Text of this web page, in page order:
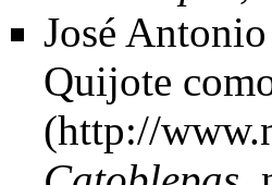
José
Quijote